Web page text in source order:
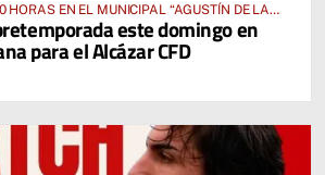
HORAS EN EL MUNICIPAL “AGUSTÍN DE LA
CRIPTANENSE
este domingo en
para el Alcázar CFD